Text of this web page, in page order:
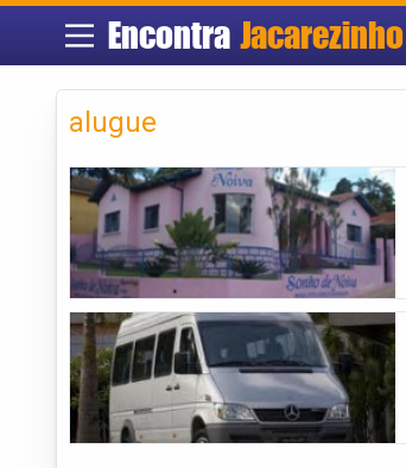
Encontra Jacarezinho
alugue